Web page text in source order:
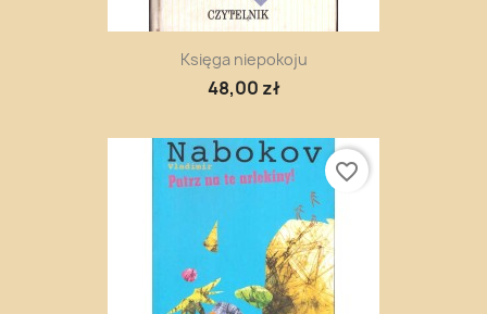
Księga niepokoju
48,00 zł
favorite_border